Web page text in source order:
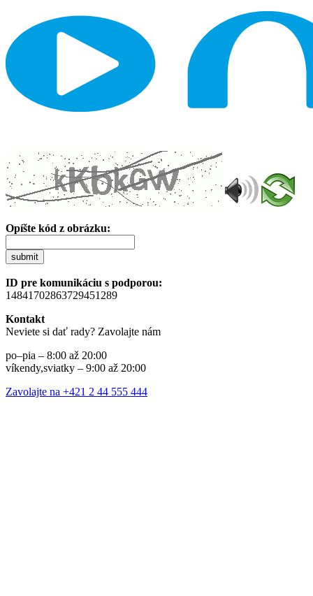
Opíšte kód z obrázku:
submit
ID pre komunikáciu s podporou:
14841702863729451289
Kontakt
Neviete si dať rady? Zavolajte nám
po–pia – 8:00 až 20:00
víkendy,sviatky – 9:00 až 20:00
Zavolajte na +421 2 44 555 444